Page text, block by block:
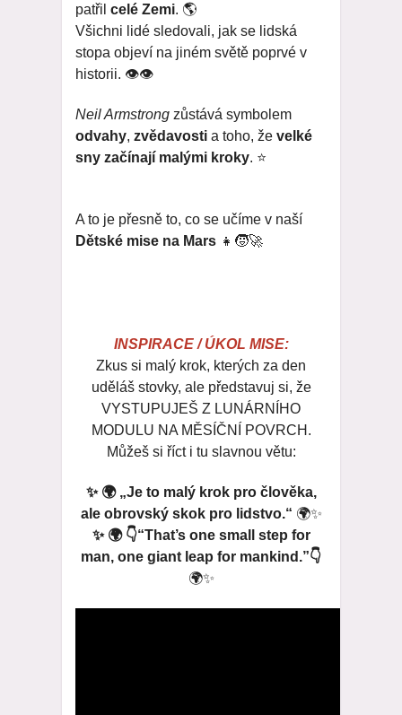
patřil celé Zemi. 🌎
Všichni lidé sledovali, jak se lidská
stopa objeví na jiném světě poprvé v
historii. 👁️👁️
Neil Armstrong zůstává symbolem
odvahy, zvědavosti a toho, že velké
sny začínají malými kroky. ⭐
A to je přesně to, co se učíme v naší
Dětské mise na Mars 👧🧒🚀
INSPIRACE / ÚKOL MISE:
Zkus si malý krok, kterých za den
uděláš stovky, ale představuj si, že
VYSTUPUJEŠ Z LUNÁRNÍHO
MODULU NA MĚSÍČNÍ POVRCH.
Můžeš si říct i tu slavnou větu:
✨ 🌍 „Je to malý krok pro člověka,
ale obrovský skok pro lidstvo.“ 🌍✨
✨ 🌍 👇“That’s one small step for
man, one giant leap for mankind.”👇
🌍✨